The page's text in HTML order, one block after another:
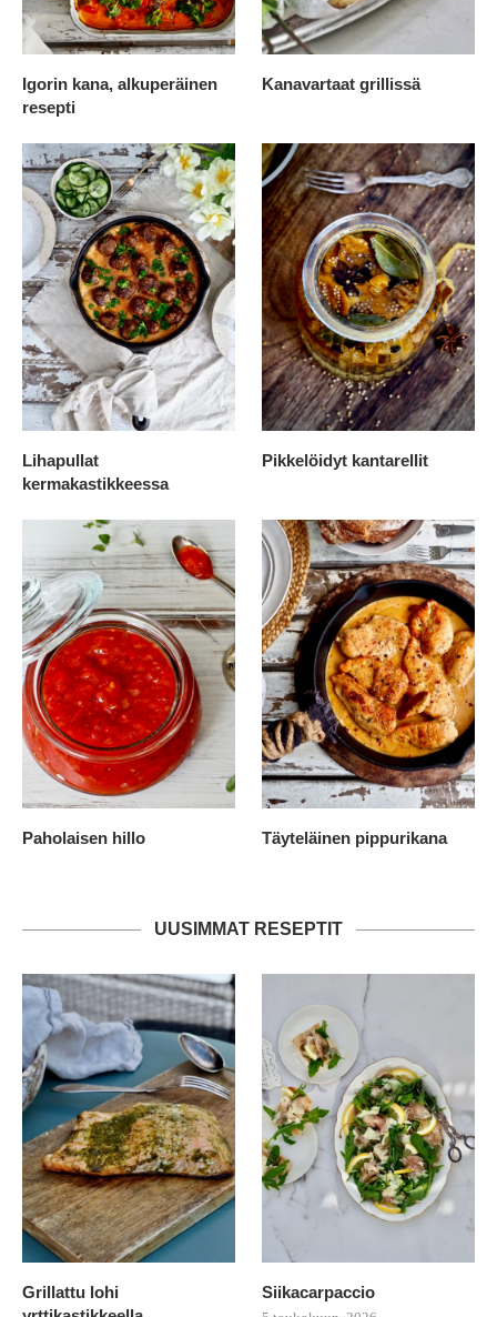
Igorin kana, alkuperäinen
resepti
Kanavartaat grillissä
Lihapullat
kermakastikkeessa
Pikkelöidyt kantarellit
Paholaisen hillo Täyteläinen pippurikana
UUSIMMAT RESEPTIT
Grillattu lohi
Siikacarpaccio